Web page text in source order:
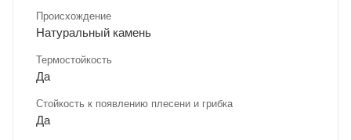
Происхождение
Натуральный камень
Термостойкость
Да
Стойкость к появлению плесени и грибка
Да